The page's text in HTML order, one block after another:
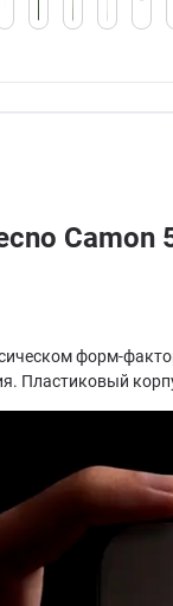
Camon
форм-
Пластиковый